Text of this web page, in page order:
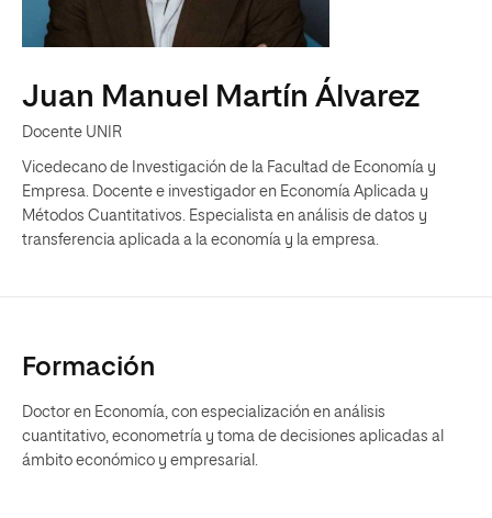
Juan Manuel Martín Álvarez
Docente UNIR
Vicedecano de Investigación de la Facultad de Economía y
Empresa. Docente e investigador en Economía Aplicada y
Métodos Cuantitativos. Especialista en análisis de datos y
transferencia aplicada a la economía y la empresa.
Formación
Doctor en Economía, con especialización en análisis
cuantitativo, econometría y toma de decisiones aplicadas al
ámbito económico y empresarial.